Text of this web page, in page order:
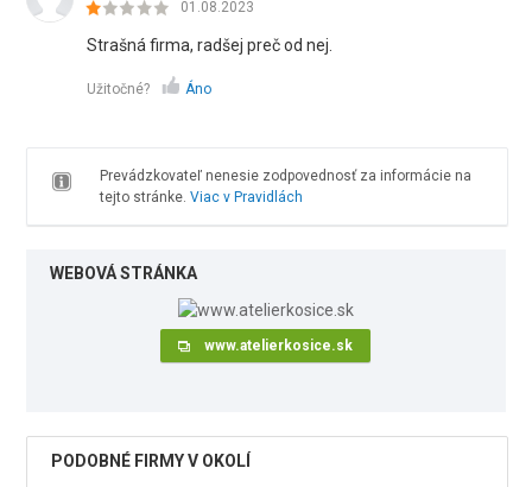
01.08.2023
Strašná firma, radšej preč od nej.
Užitočné? Áno
Prevádzkovateľ nenesie zodpovednosť za informácie na
tejto stránke. Viac v Pravidlách
WEBOVÁ STRÁNKA
www.atelierkosice.sk
PODOBNÉ FIRMY V OKOLÍ